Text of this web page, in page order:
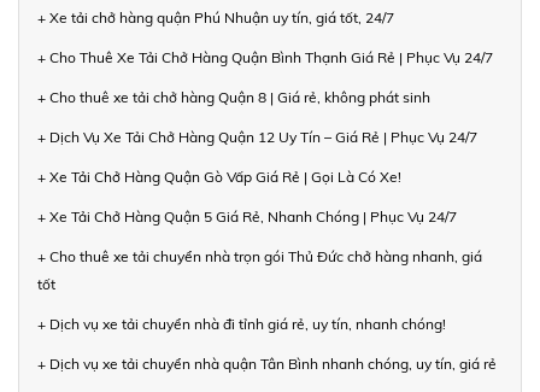
+ Xe tải chở hàng quận Phú Nhuận uy tín, giá tốt, 24/7
+ Cho Thuê Xe Tải Chở Hàng Quận Bình Thạnh Giá Rẻ | Phục Vụ 24/7
+ Cho thuê xe tải chở hàng Quận 8 | Giá rẻ, không phát sinh
+ Dịch Vụ Xe Tải Chở Hàng Quận 12 Uy Tín – Giá Rẻ | Phục Vụ 24/7
+ Xe Tải Chở Hàng Quận Gò Vấp Giá Rẻ | Gọi Là Có Xe!
+ Xe Tải Chở Hàng Quận 5 Giá Rẻ, Nhanh Chóng | Phục Vụ 24/7
+ Cho thuê xe tải chuyển nhà trọn gói Thủ Đức chở hàng nhanh, giá
tốt
+ Dịch vụ xe tải chuyển nhà đi tỉnh giá rẻ, uy tín, nhanh chóng!
+ Dịch vụ xe tải chuyển nhà quận Tân Bình nhanh chóng, uy tín, giá rẻ